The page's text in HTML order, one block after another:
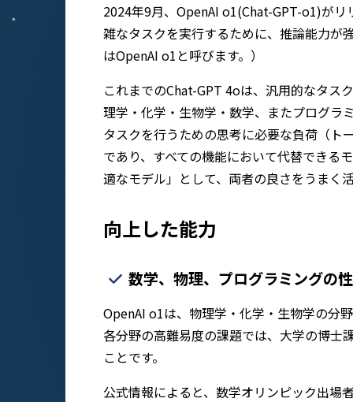
2024年9月、OpenAI o1(Chat-GPT-o1)が
雑なタスクを実行するために、推論能力が
はOpenAI o1と呼びます。）
これまでのChat-GPT 4oは、汎用的なタス
理学・化学・生物学・数学、またプログラ
タスクを行うための思考に必要な負荷（ト
であり、すべての機能において代替できる
適なモデル」として、両者の良さをうまく
向上した能力
数学、物理、プログラミングの
OpenAI o1は、物理学・化学・生物学の分
各分野の高難易度の課題では、大学の博士
ことです。
公式情報によると、数学オリンピック出場